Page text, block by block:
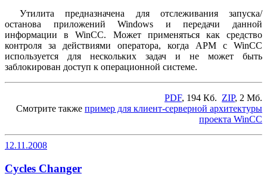
Утилита предназначена для отслеживания запуска/
останова приложений Windows и передачи данной
информации в WinCC. Может применяться как средство
контроля за действиями оператора, когда АРМ с WinCC
используется для нескольких задач и не может быть
заблокирован доступ к операционной системе.
PDF, 194 Кб. ZIP, 2 Мб.
Смотрите также пример для клиент-серверной архитектуры
проекта WinCC
12.11.2008
Cycles Changer